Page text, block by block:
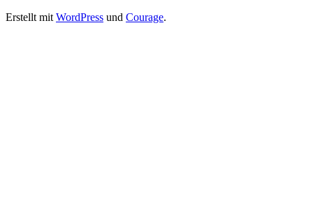
Erstellt mit WordPress und Courage.